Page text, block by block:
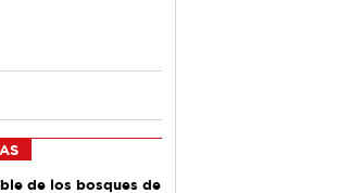
de los bosques de